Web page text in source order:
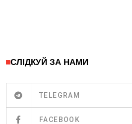
СЛІДКУЙ ЗА НАМИ
TELEGRAM
FACEBOOK